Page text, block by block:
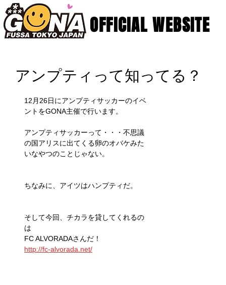
OFFICIAL WEBSITE
アンプティって知ってる？
12月26日にアンプティサッカーのイベ
ントをGONA主催で行います。
アンプティサッカーって・・・不思議
の国アリスに出てくる卵のオバケみた
いなやつのことじゃない。
ちなみに、アイツはハンプティだ。
そして今回、チカラを貸してくれるの
は
FC ALVORADAさんだ！
http://fc-alvorada.net/